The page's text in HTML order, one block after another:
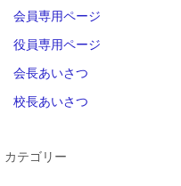
会員専用ページ
役員専用ページ
会長あいさつ
校長あいさつ
カテゴリー